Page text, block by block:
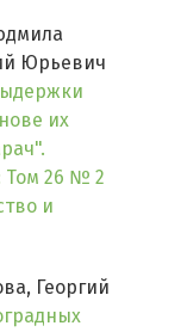
Юрьевич
их
Том 26 № 2
и
Георгий